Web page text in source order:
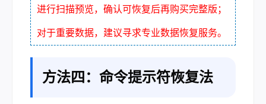
进行扫描预览，确认可恢复后再购买完整版；
对于重要数据，建议寻求专业数据恢复服务。
方法四：命令提示符恢复法